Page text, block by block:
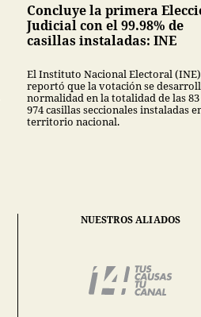
Concluye la primera
Judicial con el 99.98% de
casillas instaladas: INE
El Instituto Nacional Electoral (INE)
reportó que la votación se
normalidad en la totalidad de las
974 casillas seccionales instaladas
territorio nacional.
NUESTROS ALIADOS